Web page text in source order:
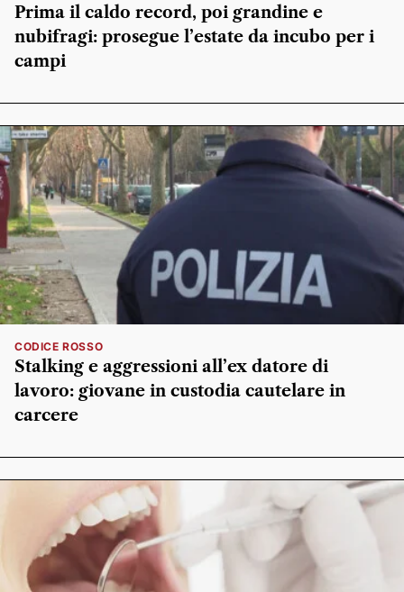
Prima il caldo record, poi grandine e
nubifragi: prosegue l’estate da incubo per i
campi
CODICE ROSSO
Stalking e aggressioni all’ex datore di
lavoro: giovane in custodia cautelare in
carcere